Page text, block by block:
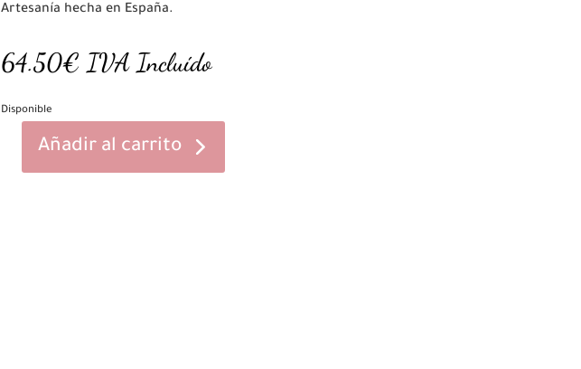
Artesanía hecha en España.
64.50€ IVA Incluído
Disponible
cantidad
Añadir al carrito